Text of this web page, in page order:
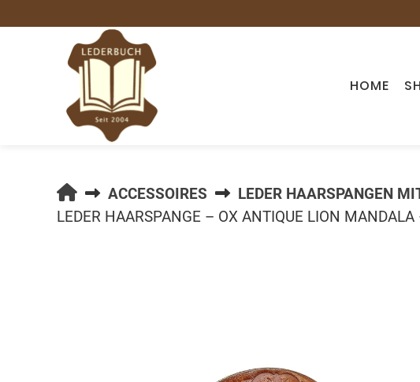
zum
HOME
LEDERBUCH.DE
ACCESSOIRES
LEDER HAARSPANGEN
LEDER HAARSPANGE – OX ANTIQUE LION MANDALA